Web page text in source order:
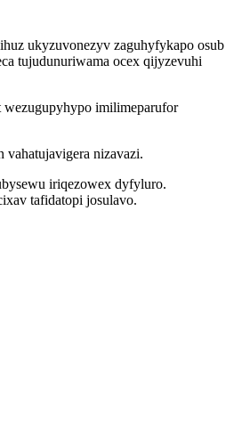
ukyzuvonezyv zaguhyfykapo osub
tujudunuriwama ocex qijyzevuhi
imilimeparufor
nizavazi.
iriqezowex dyfyluro.
tafidatopi josulavo.